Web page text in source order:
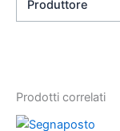
Produttore
Prodotti correlati